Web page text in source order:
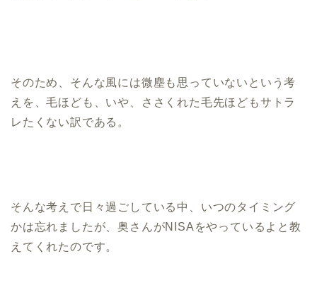
そのため、そんな風には微塵も思っていないという考
えを、毛ほども、いや、ささくれた毛先ほどもサトラ
レたくない訳である。
そんな考えで日々過ごしている中、いつのタイミング
かは忘れましたが、奥さんがNISAをやっているよと教
えてくれたのです。